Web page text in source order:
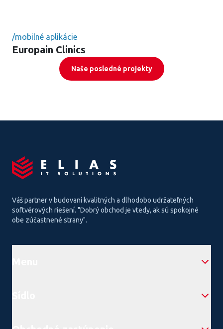
/mobilné aplikácie
Europain Clinics
Naše posledné projekty
Váš partner v budovaní kvalitných a dlhodobo udržateľných
softvérových riešení. "Dobrý obchod je vtedy, ak sú spokojné
obe zúčastnené strany".